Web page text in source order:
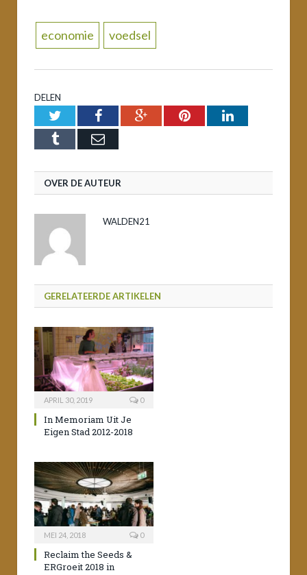
economie voedsel
DELEN
TwitterFacebookGoogle+PinterestLinkedIn
Tumblr Email
OVER DE AUTEUR
WALDEN21
GERELATEERDE ARTIKELEN
APRIL 30, 2019 0
In Memoriam Uit Je
Eigen Stad 2012-2018
MEI 24, 2018 0
Reclaim the Seeds &
ERGroeit 2018 in